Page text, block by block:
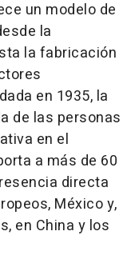
un modelo de
la
la fabricación
en 1935, la
de las personas
en el
a más de 60
directa
México y,
en China y los